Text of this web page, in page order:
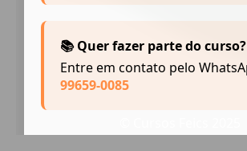
📚 Quer fazer parte do curso?
Entre em contato pelo
99659-0085